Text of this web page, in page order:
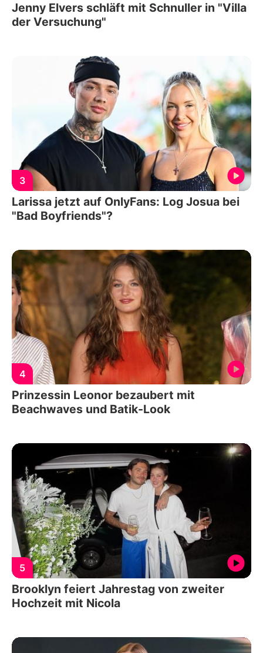
Jenny Elvers schläft mit Schnuller in "Villa
der Versuchung"
3
Larissa jetzt auf OnlyFans: Log Josua bei
"Bad Boyfriends"?
4
Prinzessin Leonor bezaubert mit
Beachwaves und Batik-Look
5
Brooklyn feiert Jahrestag von zweiter
Hochzeit mit Nicola